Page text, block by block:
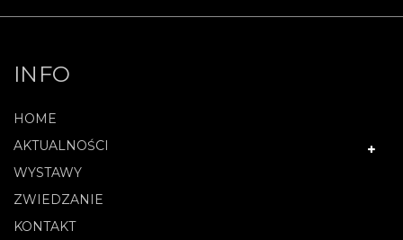
INFO
HOME
AKTUALNOŚCI
WYSTAWY
ZWIEDZANIE
KONTAKT